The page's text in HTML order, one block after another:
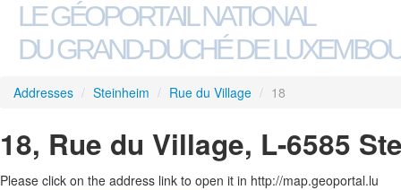
LE GÉOPORTAIL NATIONAL
DU GRAND-DUCHÉ DE
Addresses / Steinheim / Rue du Village / 18
18, Rue du Village, L-6585
Please click on the address link to open it in http://map.geoportal.lu